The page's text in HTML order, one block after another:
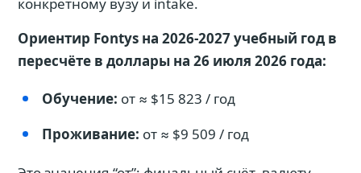
Ориентир Fontys на 2026-2027 учебный год в
пересчёте в доллары на 26 июля 2026 года:
Обучение: от ≈ $15 823 / год
Проживание: от ≈ $9 509 / год